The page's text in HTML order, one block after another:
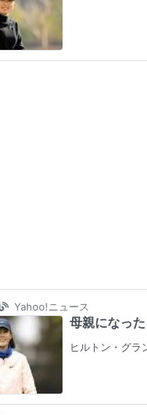
Yahoo!ニュース
母親になっ
ヒルトン・グ